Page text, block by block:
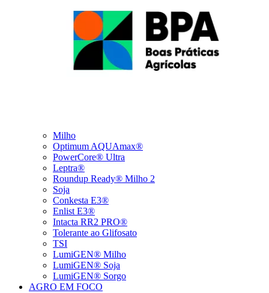
Milho
Optimum AQUAmax®
PowerCore® Ultra
Leptra®
Roundup Ready® Milho 2
Soja
Conkesta E3®
Enlist E3®
Intacta RR2 PRO®
Tolerante ao Glifosato
TSI
LumiGEN® Milho
LumiGEN® Soja
LumiGEN® Sorgo
AGRO EM FOCO